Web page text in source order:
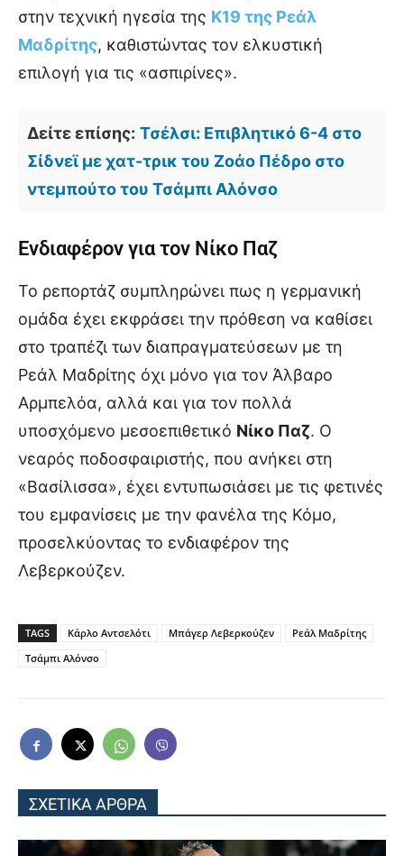
στην τεχνική ηγεσία της Κ19 της Ρεάλ
Μαδρίτης, καθιστώντας τον ελκυστική
επιλογή για τις «ασπιρίνες».
Δείτε επίσης: Τσέλσι: Επιβλητικό 6-4 στο
Σίδνεϊ με χατ-τρικ του Ζοάο Πέδρο στο
ντεμπούτο του Τσάμπι Αλόνσο
Ενδιαφέρον για τον Νίκο Παζ
Το ρεπορτάζ συμπληρώνει πως η γερμανική
ομάδα έχει εκφράσει την πρόθεση να καθίσει
στο τραπέζι των διαπραγματεύσεων με τη
Ρεάλ Μαδρίτης όχι μόνο για τον Άλβαρο
Αρμπελόα, αλλά και για τον πολλά
υποσχόμενο μεσοεπιθετικό Νίκο Παζ. Ο
νεαρός ποδοσφαιριστής, που ανήκει στη
«Βασίλισσα», έχει εντυπωσιάσει με τις φετινές
του εμφανίσεις με την φανέλα της Κόμο,
προσελκύοντας το ενδιαφέρον της
Λεβερκούζεν.
TAGS Κάρλο Αντσελότι Μπάγερ Λεβερκούζεν
Ρεάλ Μαδρίτης
Τσάμπι Αλόνσο
ΣΧΕΤΙΚΑ ΑΡΘΡΑ